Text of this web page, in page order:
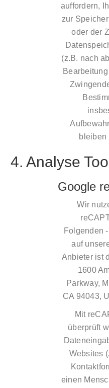
auffordern,
zur
oder der
(z.B. nach
bleiben
4. Analyse
Google
Wir
Folgenden
auf
Anbieter ist
1600
Parkway,
CA 94043,
Mit
überprüft
Websites
einen